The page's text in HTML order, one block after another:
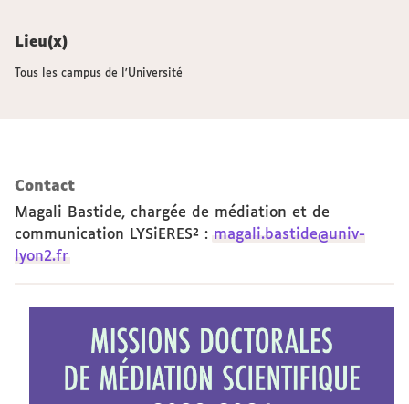
Lieu(x)
Tous les campus de l'Université
Contact
Magali Bastide, chargée de médiation et de
communication LYSiERES² : magali.bastide@univ-
lyon2.fr